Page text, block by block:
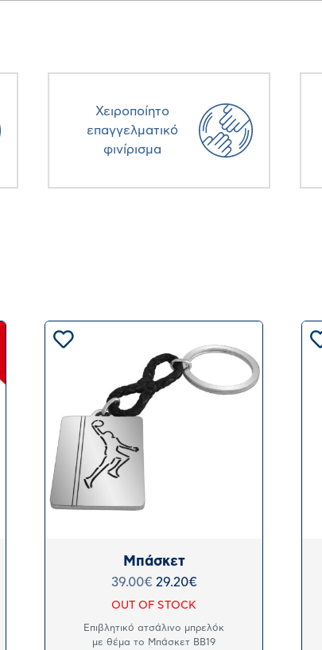
Χειροποίητο
επαγγελματικό
φινίρισμα
Μπάσκετ
39.00€ 29.20€
OUT OF STOCK
Επιβλητικό ατσάλινο μπρελόκ
με θέμα το Μπάσκετ BB19